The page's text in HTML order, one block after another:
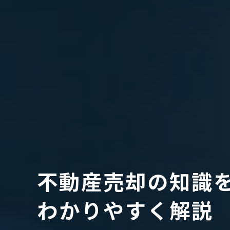
不動産売却の知識
わかりやすく解説